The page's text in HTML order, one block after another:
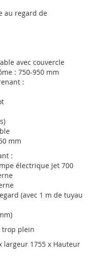
au regard de
avec couvercle
: 750-950 mm
:
mm
:
électrique Jet 700
(avec 1 m de tuyau
trop plein
largeur 1755 x Hauteur